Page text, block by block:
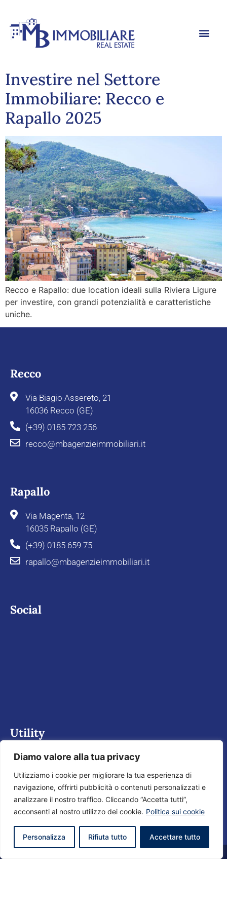
Diamo valore alla tua privacy
Utilizziamo i cookie per migliorare la tua esperienza di
navigazione, offrirti pubblicità o contenuti personalizzati e
analizzare il nostro traffico. Cliccando “Accetta tutti”,
acconsenti al nostro utilizzo dei cookie. Politica sui cookie
Personalizza Rifiuta tutto Accettare tutto
Investire nel Settore
Immobiliare: Recco e
Rapallo 2025
Recco e Rapallo: due location ideali sulla Riviera Ligure
per investire, con grandi potenzialità e caratteristiche
uniche.
Recco
Via Biagio Assereto, 21
16036 Recco (GE)
(+39) 0185 723 256
recco@mbagenzieimmobiliari.it
Rapallo
Via Magenta, 12
16035 Rapallo (GE)
(+39) 0185 659 75
rapallo@mbagenzieimmobiliari.it
Social
Utility
Richiedi valutazione gratuita